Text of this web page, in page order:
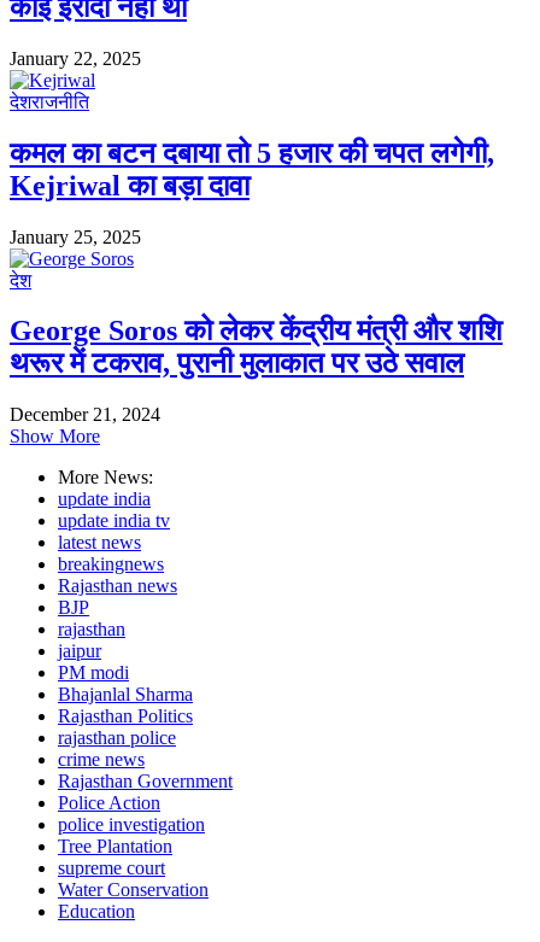
कोई इरादा नहीं था
January 22, 2025
देशराजनीति
कमल का बटन दबाया तो 5 हजार की चपत लगेगी,
Kejriwal का बड़ा दावा
January 25, 2025
देश
George Soros को लेकर केंद्रीय मंत्री और शशि
थरूर में टकराव, पुरानी मुलाकात पर उठे सवाल
December 21, 2024
Show More
More News:
update india
update india tv
latest news
breakingnews
Rajasthan news
BJP
rajasthan
jaipur
PM modi
Bhajanlal Sharma
Rajasthan Politics
rajasthan police
crime news
Rajasthan Government
Police Action
police investigation
Tree Plantation
supreme court
Water Conservation
Education